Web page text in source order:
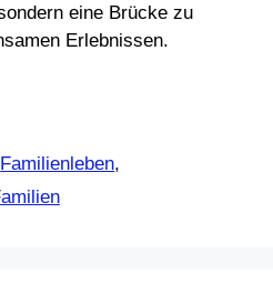
eine Brücke zu
Erlebnissen.
Familienleben,